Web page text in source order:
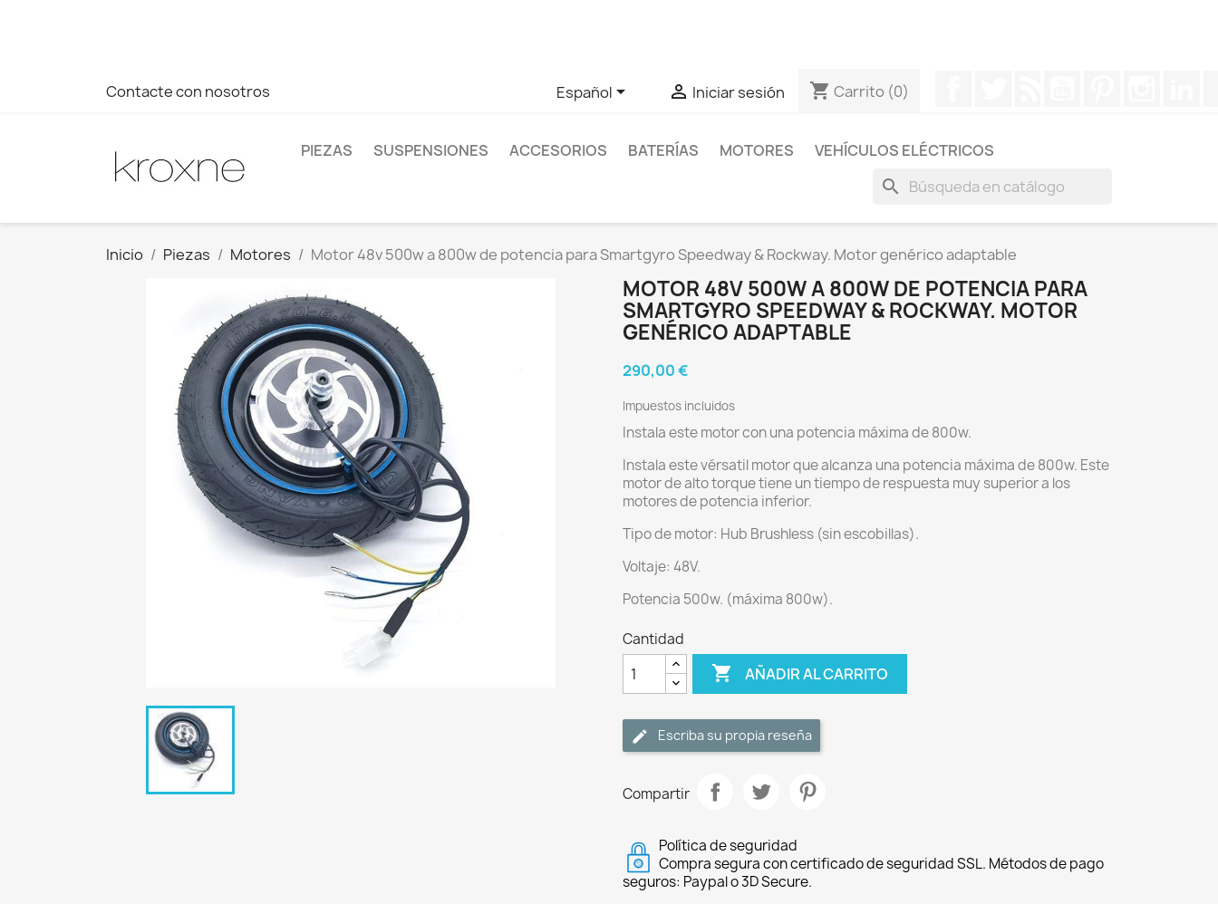
Contacte con nosotros Español  Iniciar sesión shopping_cart Carrito (0)
PIEZAS SUSPENSIONES ACCESORIOS BATERÍAS MOTORES VEHÍCULOS ELÉCTRICOS
search
Inicio Piezas Motores Motor 48v 500w a 800w de potencia para Smartgyro Speedway & Rockway. Motor genérico adaptable
MOTOR 48V 500W A 800W DE POTENCIA PARA
SMARTGYRO SPEEDWAY & ROCKWAY. MOTOR
GENÉRICO ADAPTABLE
290,00 €
Impuestos incluidos
Instala este motor con una potencia máxima de 800w.
Instala este vérsatil motor que alcanza una potencia máxima de 800w. Este
motor de alto torque tiene un tiempo de respuesta muy superior a los
motores de potencia inferior.
Tipo de motor: Hub Brushless (sin escobillas).
Voltaje: 48V.
Potencia 500w. (máxima 800w).
Cantidad
 AÑADIR AL CARRITO
Escriba su propia reseña
Compartir
Política de seguridad
Compra segura con certificado de seguridad SSL. Métodos de pago
seguros: Paypal o 3D Secure.